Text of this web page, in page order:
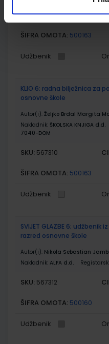
SKU:567309
ŠIFRA OMOTA: 500163
Udžbenik
KLIO 6; radna bilježnica za
osnovne škole
Autor(i): Željko Brdal Margita
Nakladnik: ŠKOLSKA KNJIGA d.d.
7040-DOM
SKU: 567310
ŠIFRA OMOTA: 500163
Udžbenik
SVIJET GLAZBE 6;
razred osnovne škole
Autor(i): Nikola Sebastian
Nakladnik: ALFA d.d.
SKU: 567312
ŠIFRA OMOTA: 500160
Udžbenik